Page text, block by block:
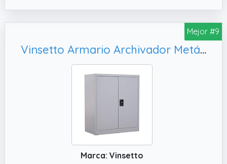
Mejor #9
Vinsetto Armario Archivador Metálico con 2 Puertas y Cerradura,5 cm Gris
Marca: Vinsetto